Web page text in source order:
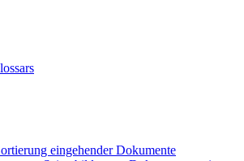
eingehender Dokumente